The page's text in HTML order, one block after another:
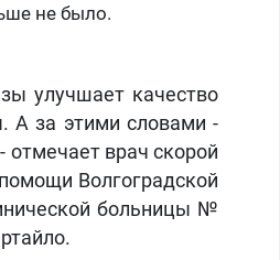
не было.
улучшает качество
А за этими словами -
врач скорой
Волгоградской
больницы №